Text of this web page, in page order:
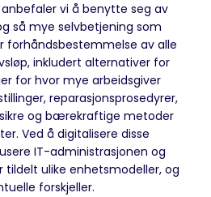
vi å benytte seg av
så mye selvbetjening som
av alle
inkludert alternativer for
for hvor mye arbeidsgiver
reparasjonsprosedyrer,
og bærekraftige metoder
Ved å digitalisere disse
IT-administrasjonen og
tildelt ulike enhetsmodeller, og
forskjeller.